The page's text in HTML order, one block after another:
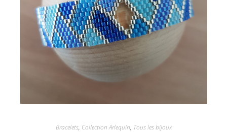
Bracelets, Collection Arlequin, Tous les bijoux